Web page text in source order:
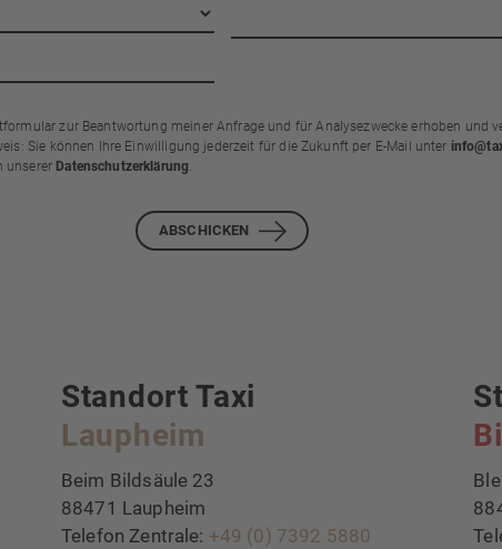
zur Beantwortung meiner Anfrage und für Analysezwecke erhoben und
Sie können Ihre Einwilligung jederzeit für die Zukunft per E-Mail unter
unserer Datenschutzerklärung.
ABSCHICKEN
Standort Taxi
Laupheim
Beim Bildsäule 23
88471 Laupheim
Telefon Zentrale: +49 (0) 7392 5880